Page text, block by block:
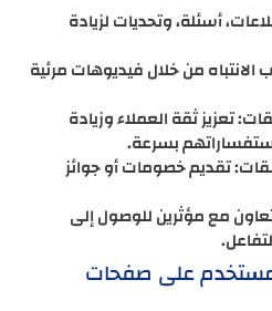
أسئلة، وتحديات لزيادة
من خلال فيديوهات مرئية
تعزيز ثقة العملاء وزيادة
بسرعة.
تقديم خصومات أو جوائز
مع مؤثرين للوصول إلى
على صفحات